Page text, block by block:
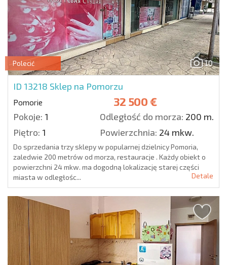
10
Polecić
ID 13218 Sklep na Pomorzu
Pomorie 32 500 €
Pokoje: 1 Odległość do morza: 200 m.
Piętro: 1 Powierzchnia: 24 mkw.
Do sprzedania trzy sklepy w popularnej dzielnicy Pomoria,
zaledwie 200 metrów od morza, restauracje . Każdy obiekt o
powierzchni 24 mkw. ma dogodną lokalizację starej części
miasta w odległośc...
Detale